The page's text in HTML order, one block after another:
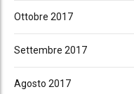
Ottobre 2017
Settembre 2017
Agosto 2017